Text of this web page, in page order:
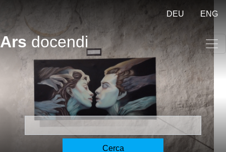
Cerca
DEU ENG
Ars docendi
„Dux femina facti“
[Blönnigen]
Blönnigen, Agnes